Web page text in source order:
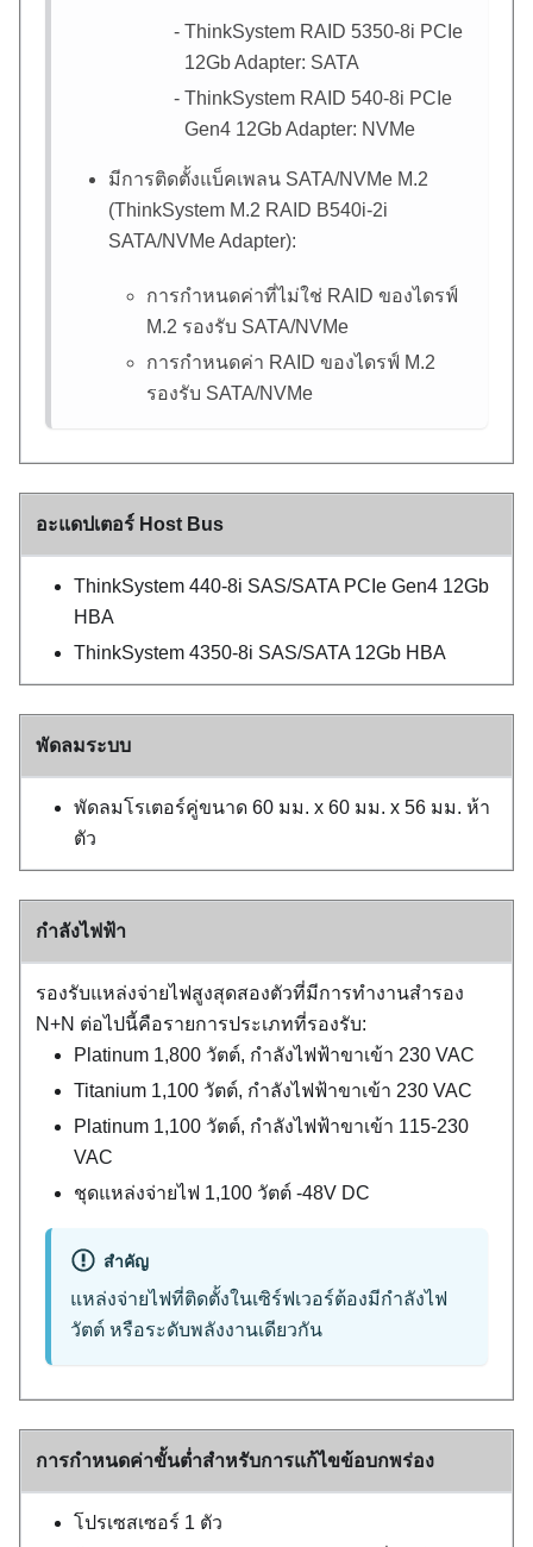
ThinkSystem RAID 5350-8i PCIe
12Gb Adapter: SATA
ThinkSystem RAID 540-8i PCIe
Gen4 12Gb Adapter: NVMe
มีการติดตั้งแบ็คเพลน SATA/NVMe M.2
(ThinkSystem M.2 RAID B540i-2i
SATA/NVMe Adapter):
การกำหนดค่าที่ไม่ใช่ RAID ของไดรฟ์
M.2 รองรับ SATA/NVMe
การกำหนดค่า RAID ของไดรฟ์ M.2
รองรับ SATA/NVMe
อะแดปเตอร์ Host Bus
ThinkSystem 440-8i SAS/SATA PCIe Gen4 12Gb
HBA
ThinkSystem 4350-8i SAS/SATA 12Gb HBA
พัดลมระบบ
พัดลมโรเตอร์คู่ขนาด 60 มม. x 60 มม. x 56 มม. ห้า
ตัว
กำลังไฟฟ้า
รองรับแหล่งจ่ายไฟสูงสุดสองตัวที่มีการทำงานสำรอง
N+N ต่อไปนี้คือรายการประเภทที่รองรับ:
Platinum 1,800 วัตต์, กำลังไฟฟ้าขาเข้า 230 VAC
Titanium 1,100 วัตต์, กำลังไฟฟ้าขาเข้า 230 VAC
Platinum 1,100 วัตต์, กำลังไฟฟ้าขาเข้า 115-230
VAC
ชุดแหล่งจ่ายไฟ 1,100 วัตต์ -48V DC
สำคัญ
แหล่งจ่ายไฟที่ติดตั้งในเซิร์ฟเวอร์ต้องมีกำลังไฟ
วัตต์ หรือระดับพลังงานเดียวกัน
การกำหนดค่าขั้นต่ำสำหรับการแก้ไขข้อบกพร่อง
โปรเซสเซอร์ 1 ตัว